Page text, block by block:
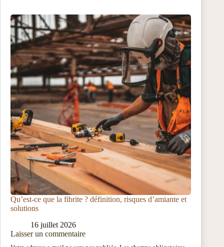
Qu’est-ce que la fibrite ? définition, risques d’amiante et
solutions
16 juillet 2026
Laisser un commentaire